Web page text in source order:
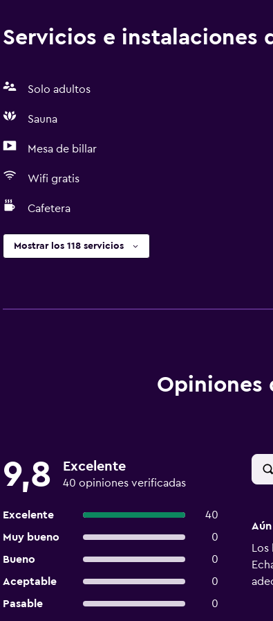
Servicios e instalaciones
Solo adultos
Sauna
Mesa de billar
Wifi gratis
Cafetera
Mostrar los 118 servicios
Opiniones
9,8 Excelente
40 opiniones verificadas
Excelente
40
Muy bueno
0
Bueno
0
Aceptable
0
Pasable
0